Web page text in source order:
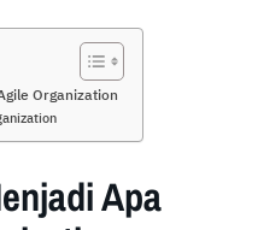
Organization
Apa